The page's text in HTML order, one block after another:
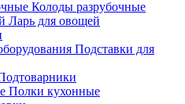
Зонты вытяжные
зонты
стеллажи
стеллажи